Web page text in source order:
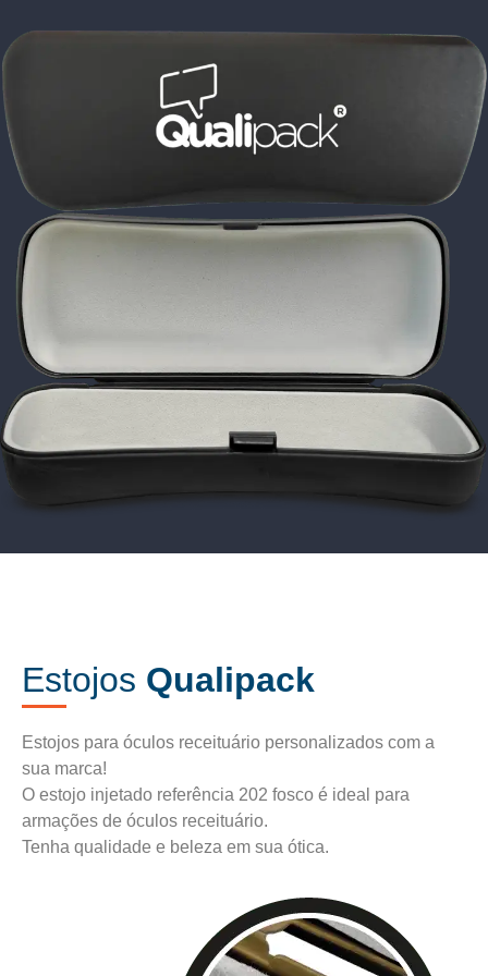
Estojos Qualipack
Estojos para óculos receituário personalizados com a
sua marca!
O estojo injetado referência 202 fosco é ideal para
armações de óculos receituário.
Tenha qualidade e beleza em sua ótica.